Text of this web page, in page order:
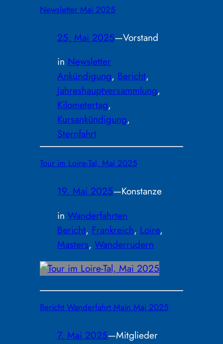
Newsletter Mai 2025
25. Mai 2025—Vorstand
in Newsletter
Ankündigung, Bericht
Jahreshauptversammlung
Kilometertag
Kursankündigung
Sternfahrt
Tour im Loire-Tal, Mai 2025
19. Mai 2025—Konstanze
inWanderfahrten
Bericht, Frankreich, Loire
Masters, Wanderrudern
Bericht Wanderfahrt Main Mai 2025
7. Mai 2025—Mitglieder